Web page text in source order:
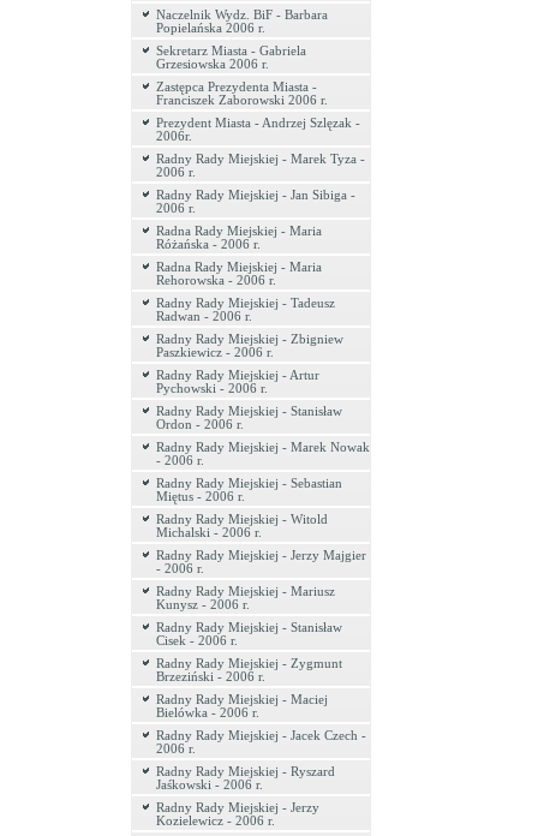
Naczelnik Wydz. BiF - Barbara
Popielańska 2006 r.
Sekretarz Miasta - Gabriela
Grzesiowska 2006 r.
Zastępca Prezydenta Miasta -
Franciszek Zaborowski 2006 r.
Prezydent Miasta - Andrzej Szlęzak -
2006r.
Radny Rady Miejskiej - Marek Tyza -
2006 r.
Radny Rady Miejskiej - Jan Sibiga -
2006 r.
Radna Rady Miejskiej - Maria
Różańska - 2006 r.
Radna Rady Miejskiej - Maria
Rehorowska - 2006 r.
Radny Rady Miejskiej - Tadeusz
Radwan - 2006 r.
Radny Rady Miejskiej - Zbigniew
Paszkiewicz - 2006 r.
Radny Rady Miejskiej - Artur
Pychowski - 2006 r.
Radny Rady Miejskiej - Stanisław
Ordon - 2006 r.
Radny Rady Miejskiej - Marek Nowak
- 2006 r.
Radny Rady Miejskiej - Sebastian
Miętus - 2006 r.
Radny Rady Miejskiej - Witold
Michalski - 2006 r.
Radny Rady Miejskiej - Jerzy Majgier
- 2006 r.
Radny Rady Miejskiej - Mariusz
Kunysz - 2006 r.
Radny Rady Miejskiej - Stanisław
Cisek - 2006 r.
Radny Rady Miejskiej - Zygmunt
Brzeziński - 2006 r.
Radny Rady Miejskiej - Maciej
Bielówka - 2006 r.
Radny Rady Miejskiej - Jacek Czech -
2006 r.
Radny Rady Miejskiej - Ryszard
Jaśkowski - 2006 r.
Radny Rady Miejskiej - Jerzy
Kozielewicz - 2006 r.